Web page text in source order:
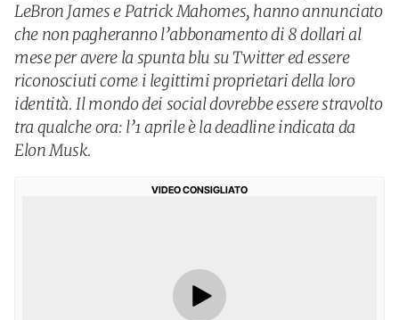
LeBron James e Patrick Mahomes, hanno annunciato
che non pagheranno l’abbonamento di 8 dollari al
mese per avere la spunta blu su Twitter ed essere
riconosciuti come i legittimi proprietari della loro
identità. Il mondo dei social dovrebbe essere stravolto
tra qualche ora: l’1 aprile è la deadline indicata da
Elon Musk.
VIDEO CONSIGLIATO